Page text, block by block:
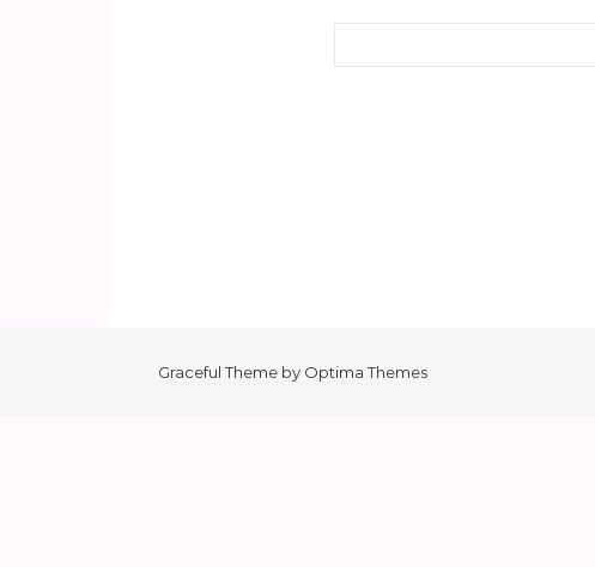
Graceful Theme by Optima Themes